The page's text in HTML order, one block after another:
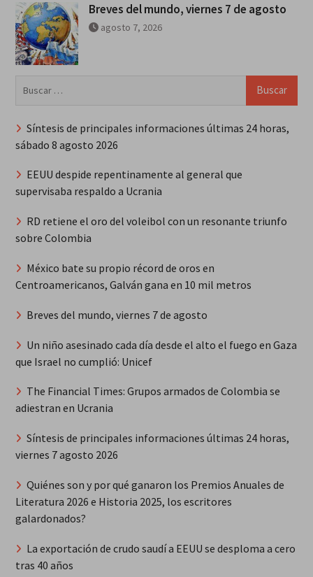
Breves del mundo, viernes 7 de agosto
agosto 7, 2026
Síntesis de principales informaciones últimas 24 horas,
sábado 8 agosto 2026
EEUU despide repentinamente al general que
supervisaba respaldo a Ucrania
RD retiene el oro del voleibol con un resonante triunfo
sobre Colombia
México bate su propio récord de oros en
Centroamericanos, Galván gana en 10 mil metros
Breves del mundo, viernes 7 de agosto
Un niño asesinado cada día desde el alto el fuego en Gaza
que Israel no cumplió: Unicef
The Financial Times: Grupos armados de Colombia se
adiestran en Ucrania
Síntesis de principales informaciones últimas 24 horas,
viernes 7 agosto 2026
Quiénes son y por qué ganaron los Premios Anuales de
Literatura 2026 e Historia 2025, los escritores
galardonados?
La exportación de crudo saudí a EEUU se desploma a cero
tras 40 años